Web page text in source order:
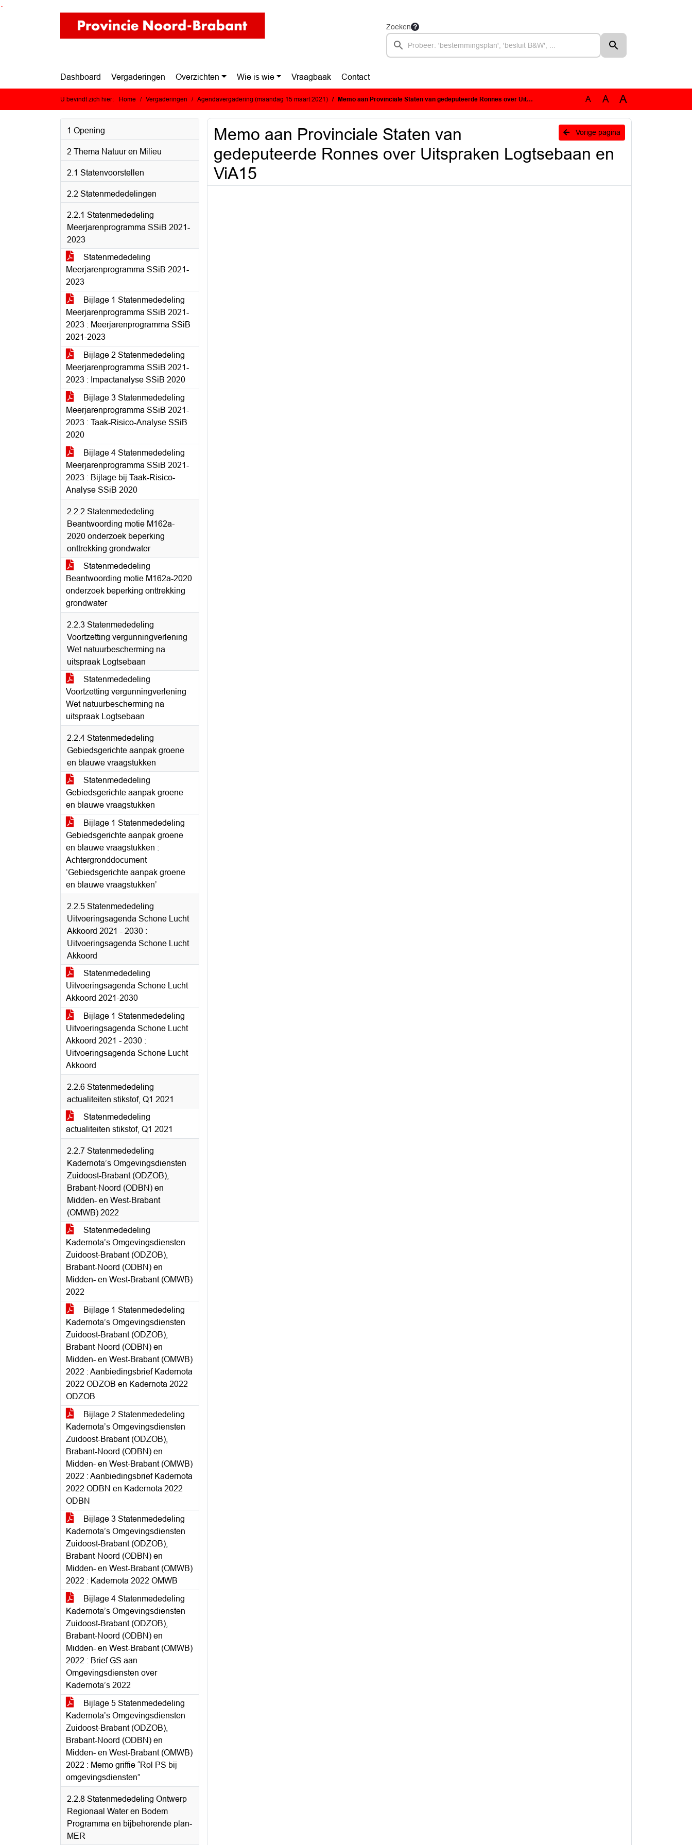
Ga naar de inhoud van deze pagina
Ga naar het zoeken
Ga naar het menu
Zoeken
Dashboard Vergaderingen Overzichten Wie is wie Vraagbaak Contact
U bevindt zich hier: Home Vergaderingen Agendavergadering (maandag 15 maart 2021) Memo aan Provinciale Staten van gedeputeerde Ronnes over Uitspraken Logtsebaan en ViA15 A A A
1 Opening
2 Thema Natuur en Milieu
2.1 Statenvoorstellen
2.2 Statenmededelingen
2.2.1 Statenmededeling
Meerjarenprogramma SSiB 2021-
2023
Statenmededeling
Meerjarenprogramma SSiB 2021-
2023
Bijlage 1 Statenmededeling
Meerjarenprogramma SSiB 2021-
2023 : Meerjarenprogramma SSiB
2021-2023
Bijlage 2 Statenmededeling
Meerjarenprogramma SSiB 2021-
2023 : Impactanalyse SSiB 2020
Bijlage 3 Statenmededeling
Meerjarenprogramma SSiB 2021-
2023 : Taak-Risico-Analyse SSiB
2020
Bijlage 4 Statenmededeling
Meerjarenprogramma SSiB 2021-
2023 : Bijlage bij Taak-Risico-
Analyse SSiB 2020
2.2.2 Statenmededeling
Beantwoording motie M162a-
2020 onderzoek beperking
onttrekking grondwater
Statenmededeling
Beantwoording motie M162a-2020
onderzoek beperking onttrekking
grondwater
2.2.3 Statenmededeling
Voortzetting vergunningverlening
Wet natuurbescherming na
uitspraak Logtsebaan
Statenmededeling
Voortzetting vergunningverlening
Wet natuurbescherming na
uitspraak Logtsebaan
2.2.4 Statenmededeling
Gebiedsgerichte aanpak groene
en blauwe vraagstukken
Statenmededeling
Gebiedsgerichte aanpak groene
en blauwe vraagstukken
Bijlage 1 Statenmededeling
Gebiedsgerichte aanpak groene
en blauwe vraagstukken :
Achtergronddocument
‘Gebiedsgerichte aanpak groene
en blauwe vraagstukken’
2.2.5 Statenmededeling
Uitvoeringsagenda Schone Lucht
Akkoord 2021 - 2030 :
Uitvoeringsagenda Schone Lucht
Akkoord
Statenmededeling
Uitvoeringsagenda Schone Lucht
Akkoord 2021-2030
Bijlage 1 Statenmededeling
Uitvoeringsagenda Schone Lucht
Akkoord 2021 - 2030 :
Uitvoeringsagenda Schone Lucht
Akkoord
2.2.6 Statenmededeling
actualiteiten stikstof, Q1 2021
Statenmededeling
actualiteiten stikstof, Q1 2021
2.2.7 Statenmededeling
Kadernota’s Omgevingsdiensten
Zuidoost-Brabant (ODZOB),
Brabant-Noord (ODBN) en
Midden- en West-Brabant
(OMWB) 2022
Statenmededeling
Kadernota’s Omgevingsdiensten
Zuidoost-Brabant (ODZOB),
Brabant-Noord (ODBN) en
Midden- en West-Brabant (OMWB)
2022
Bijlage 1 Statenmededeling
Kadernota’s Omgevingsdiensten
Zuidoost-Brabant (ODZOB),
Brabant-Noord (ODBN) en
Midden- en West-Brabant (OMWB)
2022 : Aanbiedingsbrief Kadernota
2022 ODZOB en Kadernota 2022
ODZOB
Bijlage 2 Statenmededeling
Kadernota’s Omgevingsdiensten
Zuidoost-Brabant (ODZOB),
Brabant-Noord (ODBN) en
Midden- en West-Brabant (OMWB)
2022 : Aanbiedingsbrief Kadernota
2022 ODBN en Kadernota 2022
ODBN
Bijlage 3 Statenmededeling
Kadernota’s Omgevingsdiensten
Zuidoost-Brabant (ODZOB),
Brabant-Noord (ODBN) en
Midden- en West-Brabant (OMWB)
2022 : Kadernota 2022 OMWB
Bijlage 4 Statenmededeling
Kadernota’s Omgevingsdiensten
Zuidoost-Brabant (ODZOB),
Brabant-Noord (ODBN) en
Midden- en West-Brabant (OMWB)
2022 : Brief GS aan
Omgevingsdiensten over
Kadernota’s 2022
Bijlage 5 Statenmededeling
Kadernota’s Omgevingsdiensten
Zuidoost-Brabant (ODZOB),
Brabant-Noord (ODBN) en
Midden- en West-Brabant (OMWB)
2022 : Memo griffie “Rol PS bij
omgevingsdiensten”
2.2.8 Statenmededeling Ontwerp
Regionaal Water en Bodem
Programma en bijbehorende plan-
MER
Vorige pagina
Memo aan Provinciale Staten van
gedeputeerde Ronnes over Uitspraken Logtsebaan en
ViA15